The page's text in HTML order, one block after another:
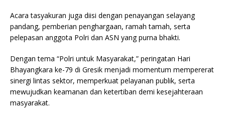
Acara tasyakuran juga diisi dengan penayangan selayang
pandang, pemberian penghargaan, ramah tamah, serta
pelepasan anggota Polri dan ASN yang purna bhakti.
Dengan tema “Polri untuk Masyarakat,” peringatan Hari
Bhayangkara ke-79 di Gresik menjadi momentum mempererat
sinergi lintas sektor, memperkuat pelayanan publik, serta
mewujudkan keamanan dan ketertiban demi kesejahteraan
masyarakat.